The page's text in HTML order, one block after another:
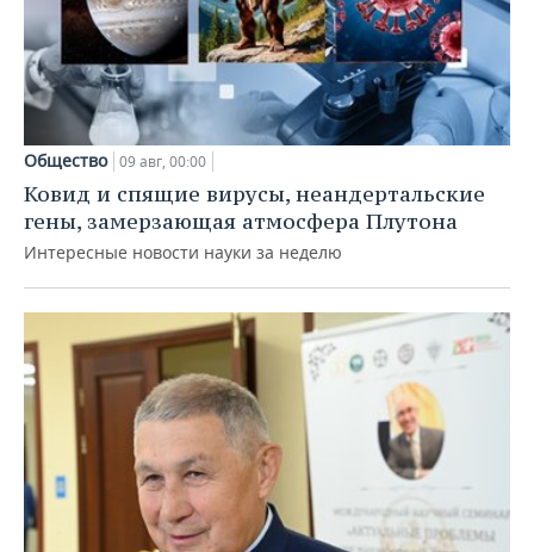
Общество 09 авг, 00:00
Ковид и спящие вирусы, неандертальские
гены, замерзающая атмосфера Плутона
Интересные новости науки за неделю